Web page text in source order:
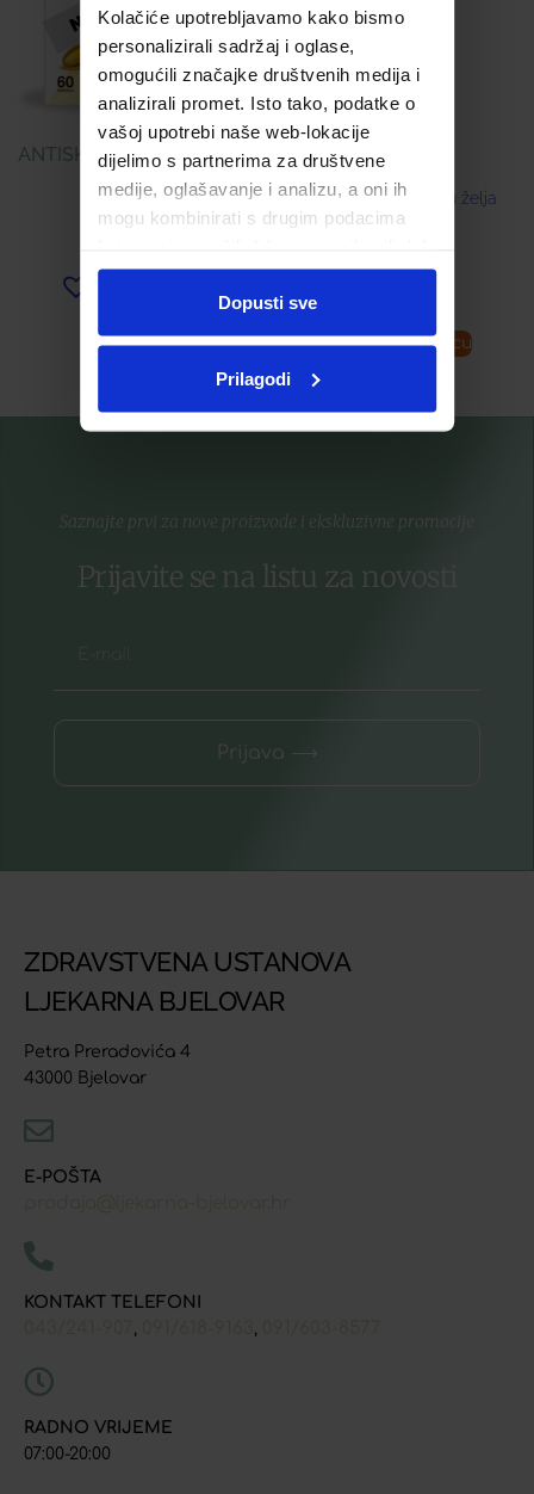
Kolačiće upotrebljavamo kako bismo
personalizirali sadržaj i oglase,
omogućili značajke društvenih medija i
analizirali promet. Isto tako, podatke o
vašoj upotrebi naše web-lokacije
dijelimo s partnerima za društvene
medije, oglašavanje i analizu, a oni ih
mogu kombinirati s drugim podacima
ste upotrebljavali njihove usluge.
Dopusti sve
Prilagodi
ANTISKLERIN KAPSULE Á
60
14,00
Pročitaj više
Dodaj u listu želja
Dodaj u košaricu
Saznajte prvi za nove proizvode i ekskluzivne promocije
Prijavite se na listu za novosti
Prijava ⟶
ZDRAVSTVENA USTANOVA
LJEKARNA BJELOVAR
Petra Preradovića 4
43000 Bjelovar
E-POŠTA
KONTAKT TELEFONI
RADNO VRIJEME
07:00-20:00